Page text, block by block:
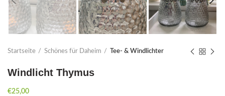
Startseite Schönes für Daheim Tee- & Windlichter
Windlicht Thymus
€25,00